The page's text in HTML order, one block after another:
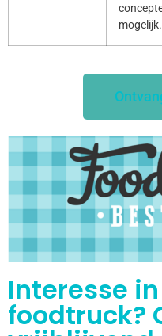
mogelijk.
Interesse
foodtruck?